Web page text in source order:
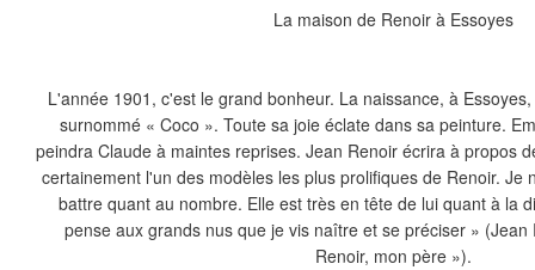
La maison de Renoir à Essoyes
L'année 1901, c'est le grand bonheur. La naissance, à
surnommé « Coco ». Toute sa joie éclate dans sa peinture.
peindra Claude à maintes reprises. Jean Renoir écrira à propos
certainement l'un des modèles les plus prolifiques de Renoir. Je
battre quant au nombre. Elle est très en tête de lui quant à la
pense aux grands nus que je vis naître et se préciser »
Renoir, mon père »).